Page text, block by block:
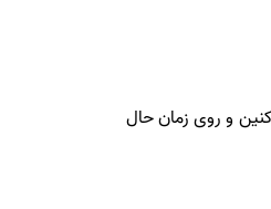
و روی زمان حال